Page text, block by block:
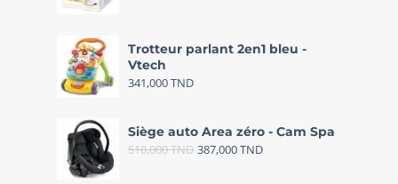
Trotteur parlant 2en1 bleu -
Vtech
341,000TND
Siège auto Area zéro - Cam Spa
510,000TND 387,000TND